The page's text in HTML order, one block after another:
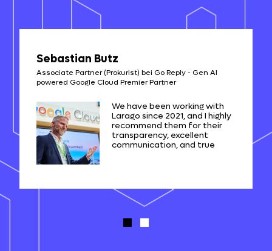
Sebastian Butz
Associate Partner (Prokurist) bei Go Reply - Gen AI
powered Google Cloud Premier Partner
We have been working with
Larago since 2021, and I highly
recommend them for their
transparency, excellent
communication, and true